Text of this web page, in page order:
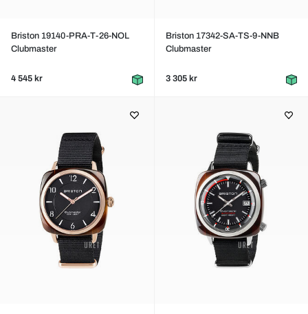
Briston 19140-PRA-T-26-NOL
Clubmaster
4 545 kr
Briston 17342-SA-TS-9-NNB
Clubmaster
3 305 kr